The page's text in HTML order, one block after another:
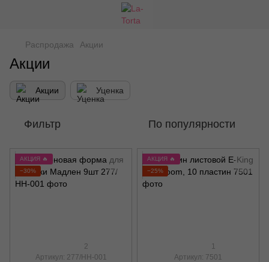
Распродажа Акции
Акции
Акции Уценка
Фильтр По популярности
АКЦИЯ 🔥
−30%
2
Артикул: 277/НН-001
АКЦИЯ 🔥
−25%
1
Артикул: 7501